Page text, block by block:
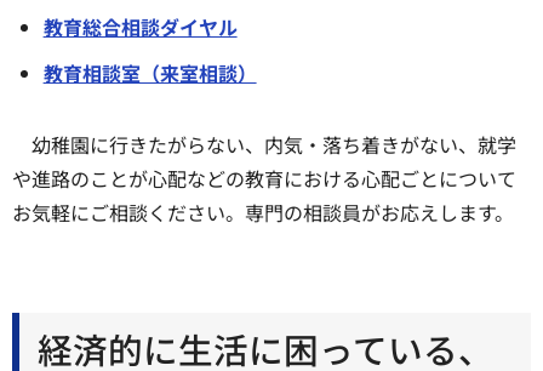
教育総合相談ダイヤル
教育相談室（来室相談）
幼稚園に行きたがらない、内気・落ち着きがない、就学
や進路のことが心配などの教育における心配ごとについて
お気軽にご相談ください。専門の相談員がお応えします。
経済的に生活に困っている、